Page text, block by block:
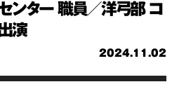
ンター 職員／洋弓部 コ
演
2024.11.02